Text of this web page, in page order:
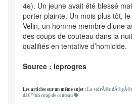
4e). Un jeune avait été blessé
porter plainte. Un mois plus tôt,
Velin, un homme membre d’une
des coups de couteau dans la
qualifiés en tentative d’homicide.
Source : leprogres
Les articles sur un même sujet : La soirÃ©e
dâ€™un coup de couteau